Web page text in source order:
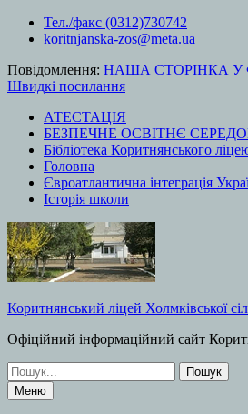
ПерейтиТел./факс (0312)730742
koritnjanska-zos@meta.ua
Повідомлення: НАША СТОРІНКА У
Швидкі посилання
АТЕСТАЦІЯ
БЕЗПЕЧНЕ ОСВІТНЄ
Бібліотека Коритнянського
Головна
Євроатлантична інтеграція
Історія школи
Коритнянський ліцей Холмківської
Офіційний інформаційний сайт
Шукати:
Меню